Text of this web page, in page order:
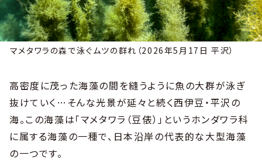
マメタワラの森で泳ぐムツの群れ（2026年5月17日 平沢）
高密度に茂った海藻の間を縫うように魚の大群が泳ぎ
抜けていく…そんな光景が延々と続く西伊豆・平沢の
海。この海藻は「マメタワラ（豆俵）」というホンダワラ科
に属する海藻の一種で、日本沿岸の代表的な大型海藻
の一つです。